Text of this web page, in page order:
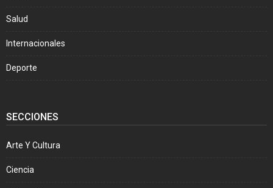
Salud
Internacionales
Deporte
SECCIONES
Arte Y Cultura
Ciencia